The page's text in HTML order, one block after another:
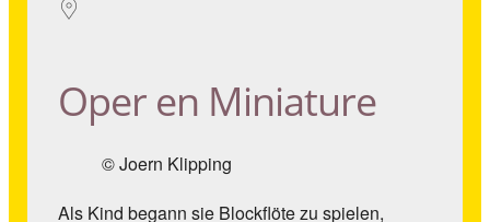
Oper en Miniature
© Joern Klipping
Als Kind begann sie Blockflöte zu spielen,